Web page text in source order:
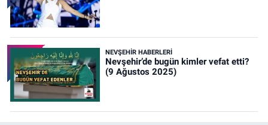
NEVŞEHIR HABERLERI
Nevşehir’de bugün kimler vefat etti?
(9 Ağustos 2025)